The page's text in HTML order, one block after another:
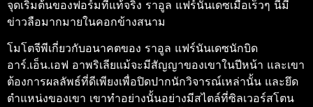
จุดเริ่มต้นของฟอร์มที่แท้จริง ราอูล แฟร์นันเดซเมื่อเร็วๆ นี้มี
ข่าวลือมากมายในคอกข้างสนาม
โมโตจีพีเกี่ยวกับอนาคตของ ราอูล แฟร์นันเดซนักบิด
อาร์.เอ็น.เอฟ อาพริเลียแม้จะมีสัญญาของเขาในปีหน้า และเขา
ต้องการผลลัพธ์ที่ดีเพียงเพื่อปิดปากนักวิจารณ์เหล่านั้น และยึด
ตําแหน่งของเขา เขาทําอย่างนั้นอย่างมีสไตล์ที่ซิลเวอร์สโตน